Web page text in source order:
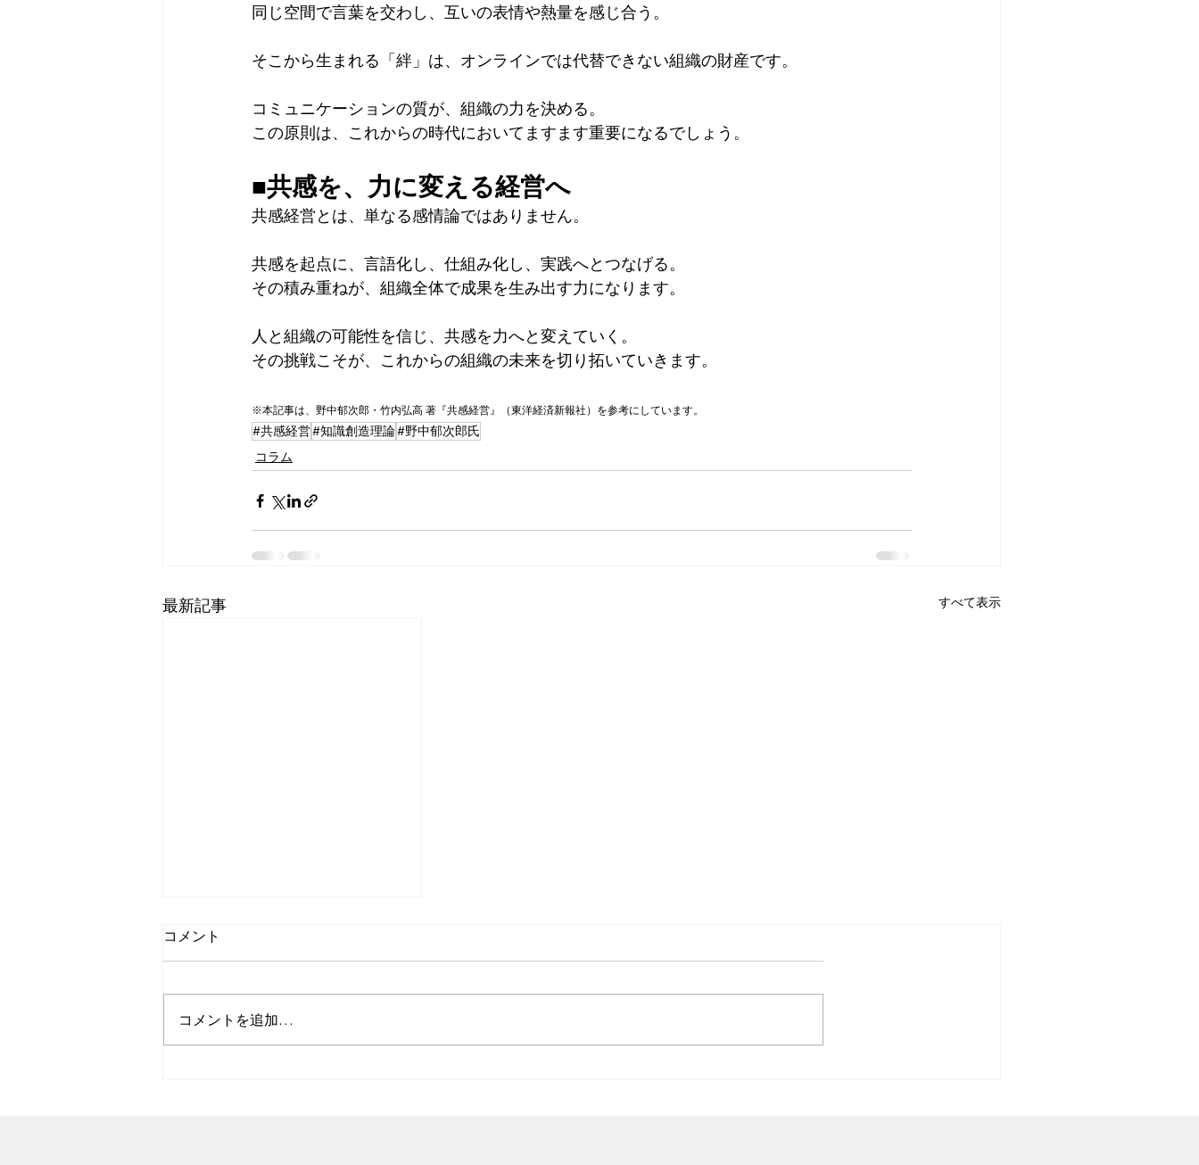
同じ空間で言葉を交わし、互いの表情や熱量を感じ合う。
そこから生まれる「絆」は、オンラインでは代替できない組織の財産です。
コミュニケーションの質が、組織の力を決める。
この原則は、これからの時代においてますます重要になるでしょう。
■共感を、力に変える経営へ
共感経営とは、単なる感情論ではありません。
共感を起点に、言語化し、仕組み化し、実践へとつなげる。
その積み重ねが、組織全体で成果を生み出す力になります。
人と組織の可能性を信じ、共感を力へと変えていく。
その挑戦こそが、これからの組織の未来を切り拓いていきます。
※本記事は、野中郁次郎・竹内弘高 著『共感経営』（東洋経済新報社）を参考にしています。
#共感経営#知識創造理論#野中郁次郎氏
コラム
最新記事 すべて表示
コメント
コメントを追加…